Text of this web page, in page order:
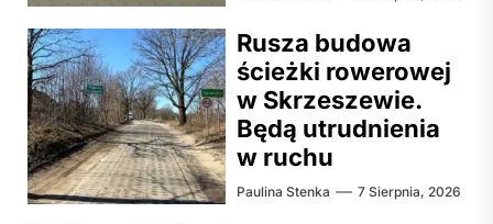
Rusza budowa
ścieżki rowerowej
w Skrzeszewie.
Będą utrudnienia
w ruchu
Paulina Stenka 7 Sierpnia, 2026